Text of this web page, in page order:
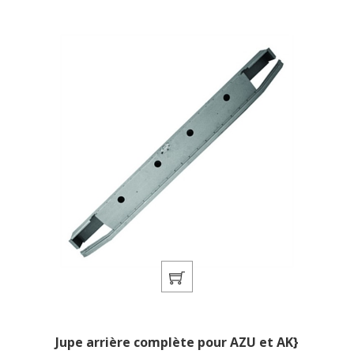
Jupe arrière complète pour AZU et AK}